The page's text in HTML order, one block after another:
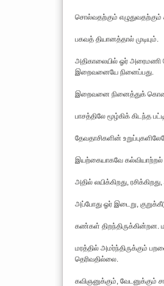
சொல்வதற்கும் எழுதுவதற்கும்
பகவத் தியானத்தால் முடியும்.
அதிகாலையில் ஓர் அரைமணி
இறைவனையே நினைப்பது.
இறைவனை நினைத்துக்
பாசத்திலே மூழ்கிக் கிடந்த
தேவதாசிகளின்
இயற்கையாகவே கல்வியாற்றல்
அதில் லயிக்கிறது,
அப்போது ஓர் இடைறு,
கண்கள் திறந்திருக்கின்றன.
மரத்தில் அமர்ந்திருக்கும்
தெரிவதில்லை.
கவிஞனுக்கும், வேடனுக்கும்